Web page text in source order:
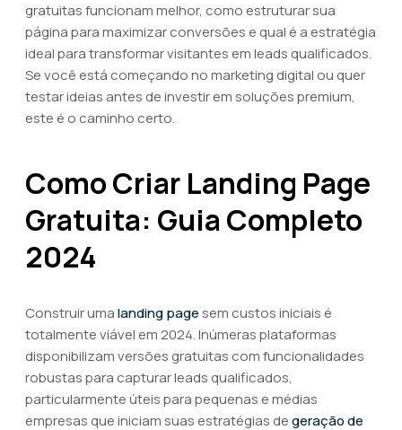
gratuitas funcionam melhor, como estruturar sua
página para maximizar conversões e qual é a estratégia
ideal para transformar visitantes em leads qualificados.
Se você está começando no marketing digital ou quer
testar ideias antes de investir em soluções premium,
este é o caminho certo.
Como Criar Landing Page
Gratuita: Guia Completo
2024
Construir umalanding page sem custos iniciais é
totalmente viável em 2024. Inúmeras plataformas
disponibilizam versões gratuitas com funcionalidades
robustas para capturar leads qualificados,
particularmente úteis para pequenas e médias
empresas que iniciam suas estratégias degeração de